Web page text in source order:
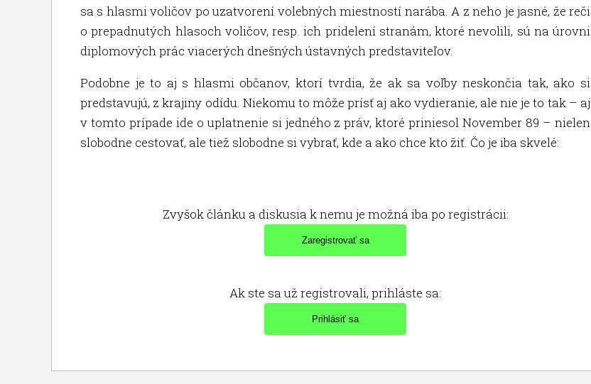
sa s hlasmi voličov po uzatvorení volebných miestností narába. A z neho je jasné, že reči
o prepadnutých hlasoch voličov, resp. ich pridelení stranám, ktoré nevolili, sú na úrovni
diplomových prác viacerých dnešných ústavných predstaviteľov.
Podobne je to aj s hlasmi občanov, ktorí tvrdia, že ak sa voľby neskončia tak, ako si
predstavujú, z krajiny odídu. Niekomu to môže prísť aj ako vydieranie, ale nie je to tak – aj
v tomto prípade ide o uplatnenie si jedného z práv, ktoré priniesol November 89 – nielen
slobodne cestovať, ale tiež slobodne si vybrať, kde a ako chce kto žiť. Čo je iba skvelé:
Zvyšok článku a diskusia k nemu je možná iba po registrácii:
Ak ste sa už registrovali, prihláste sa: